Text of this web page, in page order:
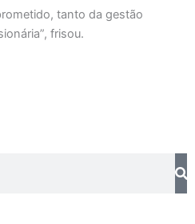
tanto da gestão
frisou.